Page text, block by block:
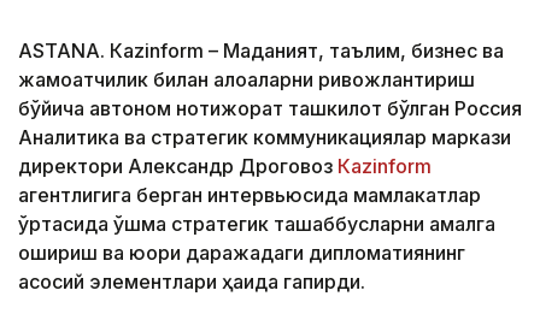
ASTANА. Кazinform – Маданият, таълим, бизнес ва
жамоатчилик билан алоқаларни ривожлантириш
бўйича автоном нотижорат ташкилот бўлган Россия
Аналитика ва стратегик коммуникациялар маркази
директори Александр Дроговоз Каzinform
агентлигига берган интервьюсида мамлакатлар
ўртасида қўшма стратегик ташаббусларни амалга
ошириш ва юқори даражадаги дипломатиянинг
асосий элементлари ҳақида гапирди.